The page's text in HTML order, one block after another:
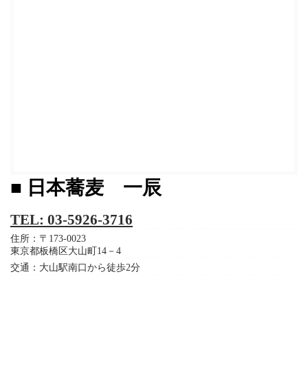
■ 日本蕎麦 一辰
TEL: 03-5926-3716
住所：〒173-0023
東京都板橋区大山町14－4
交通：大山駅南口から徒歩2分